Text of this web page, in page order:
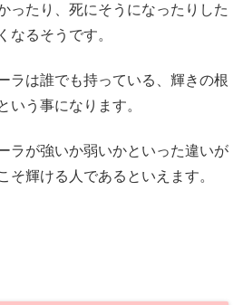
ったり、死にそうになったりした
なるそうです。
ラは誰でも持っている、輝きの根
いう事になります。
ラが強いか弱いかといった違いが
そ輝ける人であるといえます。